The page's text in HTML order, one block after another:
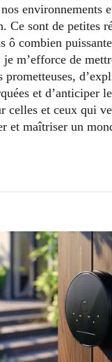
environnements
Ce sont de petites
ô combien
m’efforce de
et d’anticiper
celles et ceux qui
et maîtriser un